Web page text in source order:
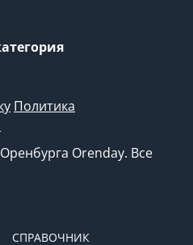
Политика
Orenday. Все
СПРАВОЧНИК